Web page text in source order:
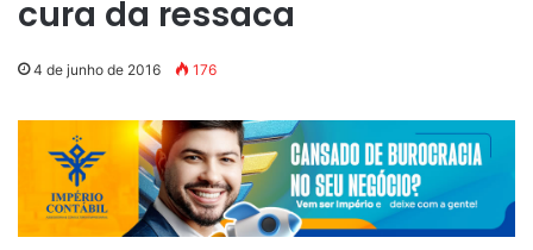
cura da ressaca
4 de junho de 2016 176